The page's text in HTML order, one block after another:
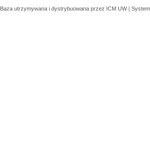
Baza utrzymywana i dystrybuowana przez ICM UW |